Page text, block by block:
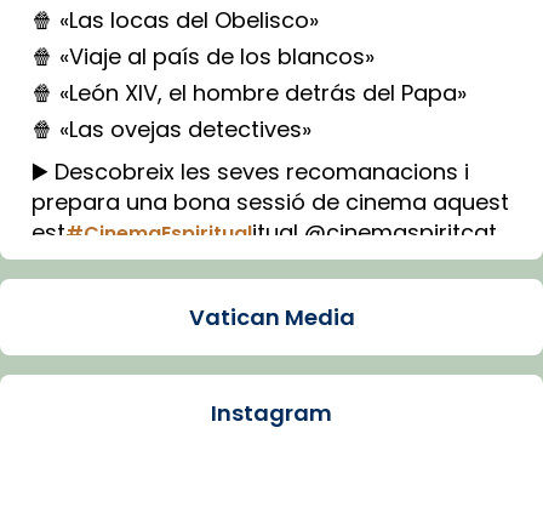
🍿 «Las locas del Obelisco»
🍿 «Viaje al país de los blancos»
🍿 «León XIV, el hombre detrás del Papa»
🍿 «Las ovejas detectives»
▶️ Descobreix les seves recomanacions i
prepara una bona sessió de cinema aquest
est#CinemaEspiritualitual @cinemaspiritcat
Imatge: Generada amb IA (OpenAI)
Arquebisbat de Barcelona
Vatican Media
Instagram